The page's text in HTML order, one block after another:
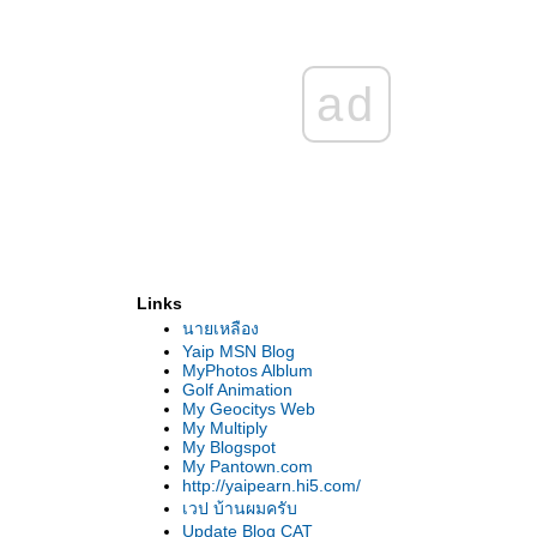
ad
Links
นายเหลือง
Yaip MSN Blog
MyPhotos Alblum
Golf Animation
My Geocitys Web
My Multiply
My Blogspot
My Pantown.com
http://yaipearn.hi5.com/
เวป บ้านผมครับ
Update Blog CAT